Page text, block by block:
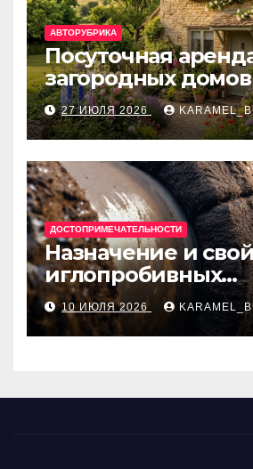
АВТОРУБРИКА
Посуточная
загородных
отдыха
27 ИЮЛЯ 2026
ДОСТОПРИМЕЧАТЕЛЬНОСТИ
Назначение и
иглопробивных
базальтовых
матов
10 ИЮЛЯ 2026